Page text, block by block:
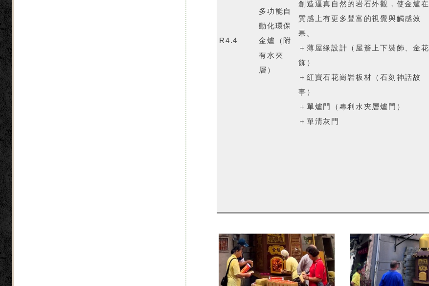
R4.4
多功能自
動化環保
金爐
（附
有水夾
層）
創造逼真自然的岩石外觀，使金爐在
質感上有更多豐富的視覺與觸感效
果。
＋薄屋緣設計（屋簷上下裝飾、金花
飾）
＋紅寶石花崗岩板材（石刻神話故
事）
＋單爐門（專利水夾層爐門）
＋單清灰門